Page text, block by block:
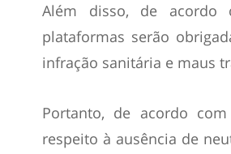
Além disso, de acordo
plataformas serão
infração sanitária e maus
Portanto, de acordo
respeito à ausência de